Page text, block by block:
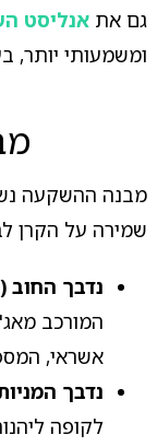
גם את אנליסט
ומשמעותי יותר,
מבנה ההשקעה
שמירה על הקרן
נדבך החוב
המורכב
אשראי,
נדבך
לקופה